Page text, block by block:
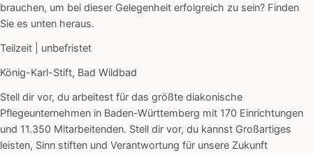
brauchen, um bei dieser Gelegenheit erfolgreich zu sein? Finden
Sie es unten heraus.
Teilzeit | unbefristet
König-Karl-Stift, Bad Wildbad
Stell dir vor, du arbeitest für das größte diakonische
Pflegeunternehmen in Baden-Württemberg mit 170 Einrichtungen
und 11.350 Mitarbeitenden. Stell dir vor, du kannst Großartiges
leisten, Sinn stiften und Verantwortung für unsere Zukunft